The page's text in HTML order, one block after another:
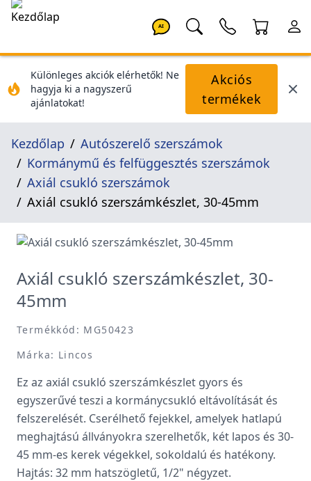
AI
Különleges akciók elérhetők! Ne
hagyja ki a nagyszerű
ajánlatokat!
Akciós
termékek
Kezdőlap
Autószerelő szerszámok
Kormánymű és felfüggesztés szerszámok
Axiál csukló szerszámok
Axiál csukló szerszámkészlet, 30-45mm
Axiál csukló szerszámkészlet, 30-
45mm
Termékkód: MG50423
Márka: Lincos
Ez az axiál csukló szerszámkészlet gyors és
egyszerűvé teszi a kormánycsukló eltávolítását és
felszerelését. Cserélhető fejekkel, amelyek hatlapú
meghajtású állványokra szerelhetők, két lapos és 30-
45 mm-es kerek végekkel, sokoldalú és hatékony.
Hajtás: 32 mm hatszögletű, 1/2" négyzet.